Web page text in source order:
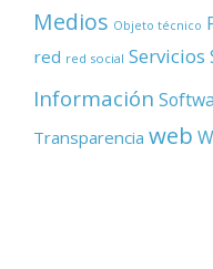
Medios Objeto técnico
red red social Servicios
Información
Transparencia web